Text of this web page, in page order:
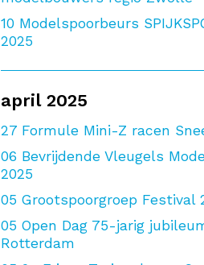
10 Modelspoorbeurs
2025
april 2025
27 Formule Mini-Z racen
06 Bevrijdende Vleugels
2025
05 Grootspoorgroep Festival
05 Open Dag 75-jarig
Rotterdam